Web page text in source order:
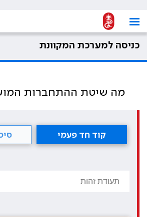
כניסה למערכת המקוונת
מה שיטת ההתחברות
קוד חד פעמי